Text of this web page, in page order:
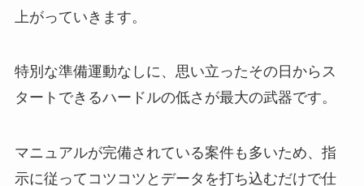
上がっていきます。
特別な準備運動なしに、思い立ったその日からス
タートできるハードルの低さが最大の武器です。
マニュアルが完備されている案件も多いため、指
示に従ってコツコツとデータを打ち込むだけで仕